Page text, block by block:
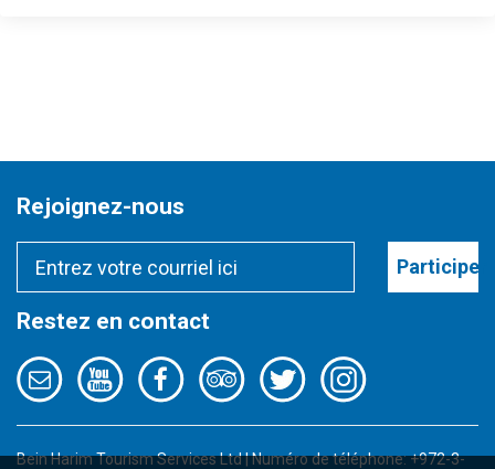
Rejoignez-nous
Participer
Restez en contact
Bein Harim Tourism Services Ltd | Numéro de téléphone: +972-3-